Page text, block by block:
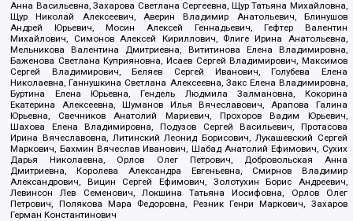
Анна Васильевна, Захарова Светлана Сергеевна, Щур Татьяна Михайловна,
Щур Николай Алексеевич, Аверин Владимир Анатольевич, Блинушов
Андрей Юрьевич, Мосин Алексей Геннадьевич, Гефтер Валентин
Михайлович, Симонов Алексей Кириллович, Флиге Ирина Анатольевна,
Мельникова Валентина Дмитриевна, Вититинова Елена Владимировна,
Баженова Светлана Куприяновна, Исаев Сергей Владимирович, Максимов
Сергей Владимирович, Беляев Сергей Иванович, Голубева Елена
Николаевна, Ганнушкина Светлана Алексеевна, Закс Елена Владимировна,
Буртина Елена Юрьевна, Гендель Людмила Залмановна, Кокорина
Екатерина Алексеевна, Шуманов Илья Вячеславович, Арапова Галина
Юрьевна, Свечников Анатолий Мариевич, Прохоров Вадим Юрьевич,
Шахова Елена Владимировна, Подузов Сергей Васильевич, Протасова
Ирина Вячеславовна, Литинский Леонид Борисович, Лукашевский Сергей
Маркович, Бахмин Вячеслав Иванович, Шабад Анатолий Ефимович, Сухих
Дарья Николаевна, Орлов Олег Петрович, Добровольская Анна
Дмитриевна, Королева Александра Евгеньевна, Смирнов Владимир
Александрович, Вицин Сергей Ефимович, Золотухин Борис Андреевич,
Левинсон Лев Семенович, Локшина Татьяна Иосифовна, Орлов Олег
Петрович, Полякова Мара Федоровна, Резник Генри Маркович, Захаров
Герман Константинович